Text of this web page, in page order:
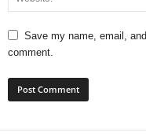
Save my name, email,
comment.